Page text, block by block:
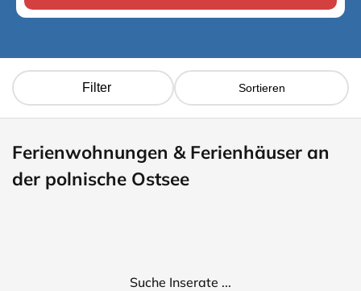
Filter Sortieren
Ferienwohnungen & Ferienhäuser an
der polnische Ostsee
Suche Inserate ...